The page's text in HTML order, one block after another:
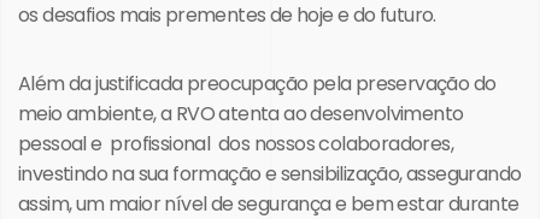
os desafios mais prementes de hoje e do futuro.
Além da justificada preocupação pela preservação do
meio ambiente, a RVO atenta ao desenvolvimento
pessoal e profissional dos nossos colaboradores,
investindo na sua formação e sensibilização, assegurando
assim, um maior nível de segurança e bem estar durante